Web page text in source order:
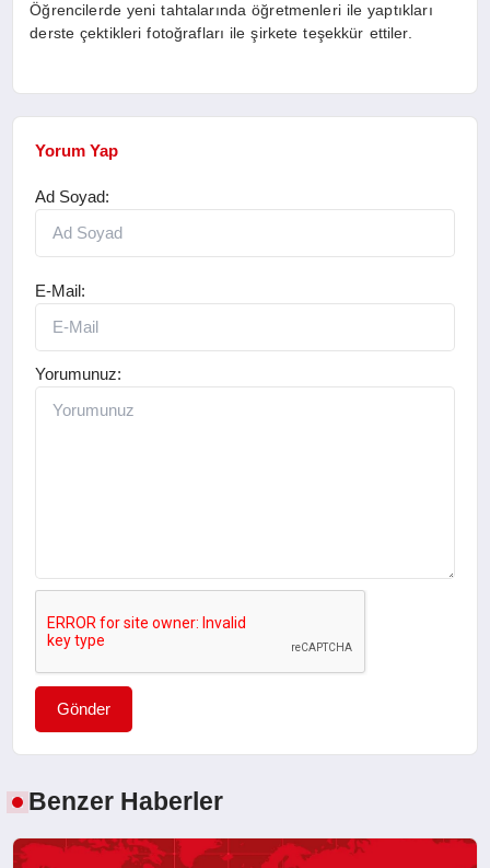
Öğrencilerde yeni tahtalarında öğretmenleri ile yaptıkları
derste çektikleri fotoğrafları ile şirkete teşekkür ettiler.
Yorum Yap
Ad Soyad:
E-Mail:
Yorumunuz:
Gönder
Benzer Haberler